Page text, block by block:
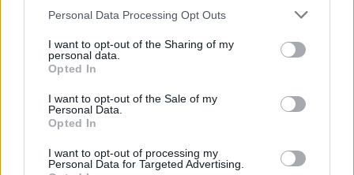
Personal Data Processing Opt Outs
I want to opt-out of the Sharing of my
personal data.
Opted In
I want to opt-out of the Sale of my
Personal Data.
Opted In
I want to opt-out of processing my
Personal Data for Targeted Advertising.
duidelijker
de route naar PEC eruit
Zo overtuigde PSV Sven Mijnans en bleef Ajax
met lege handen achter